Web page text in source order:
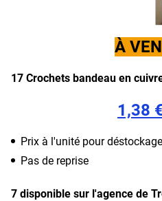
À
17 Crochets bandeau en
1,38
Prix à l'unité pour déstockage
Pas de reprise
7 disponible sur l'agence de